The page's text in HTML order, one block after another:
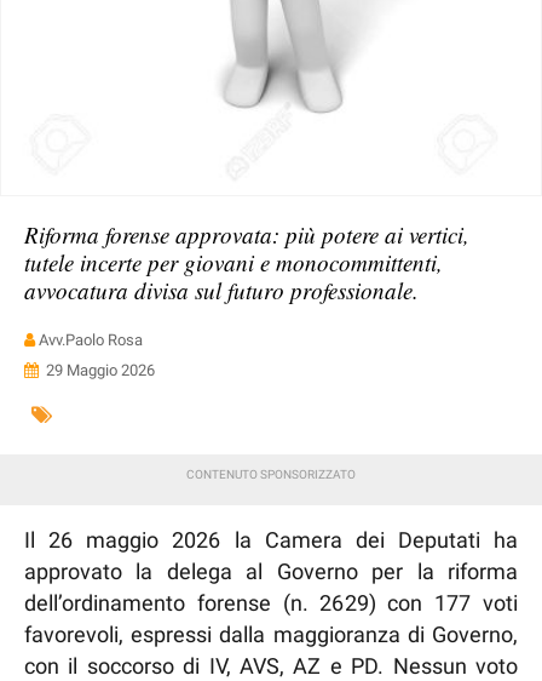
Riforma forense approvata: più potere ai vertici,
tutele incerte per giovani e monocommittenti,
avvocatura divisa sul futuro professionale.
Avv.Paolo Rosa
29 Maggio 2026
Il 26 maggio 2026 la Camera dei Deputati ha
approvato la delega al Governo per la riforma
dell’ordinamento forense (n. 2629) con 177 voti
favorevoli, espressi dalla maggioranza di Governo,
con il soccorso di IV, AVS, AZ e PD. Nessun voto